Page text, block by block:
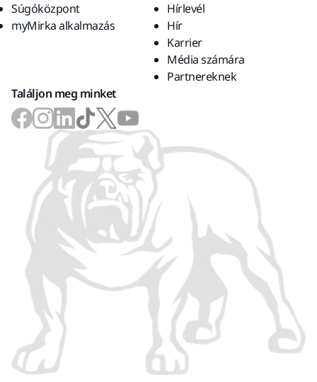
Súgóközpont
myMirka alkalmazás
Hírlevél
Hír
Karrier
Média számára
Partnereknek
Találjon meg minket